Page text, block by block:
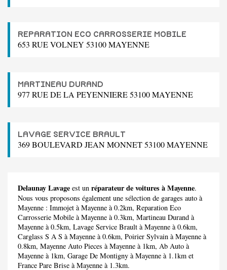
REPARATION ECO CARROSSERIE MOBILE
653 RUE VOLNEY 53100 MAYENNE
MARTINEAU DURAND
977 RUE DE LA PEYENNIERE 53100 MAYENNE
LAVAGE SERVICE BRAULT
369 BOULEVARD JEAN MONNET 53100 MAYENNE
Delaunay Lavage est un réparateur de voitures à Mayenne.
Nous vous proposons également une sélection de garages auto à
Mayenne : Immojet à Mayenne à 0.2km, Reparation Eco
Carrosserie Mobile à Mayenne à 0.3km, Martineau Durand à
Mayenne à 0.5km, Lavage Service Brault à Mayenne à 0.6km,
Carglass S A S à Mayenne à 0.6km, Poirier Sylvain à Mayenne à
0.8km, Mayenne Auto Pieces à Mayenne à 1km, Ab Auto à
Mayenne à 1km, Garage De Montigny à Mayenne à 1.1km et
France Pare Brise à Mayenne à 1.3km.